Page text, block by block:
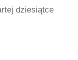
dziesiątce